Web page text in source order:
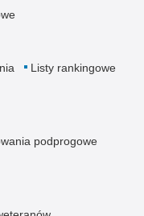
Listy rankingowe
podprogowe